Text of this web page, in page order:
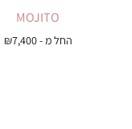
MOJITO
החל מ - ₪7,400